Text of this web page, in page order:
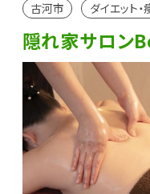
古河市 ダイエット
隠れ家サロン